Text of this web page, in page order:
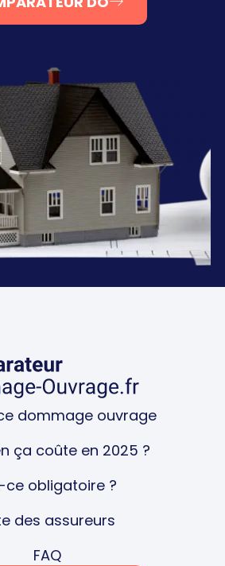
dommage ouvrage
ça coûte en 2025 ?
ce obligatoire ?
des assureurs
FAQ